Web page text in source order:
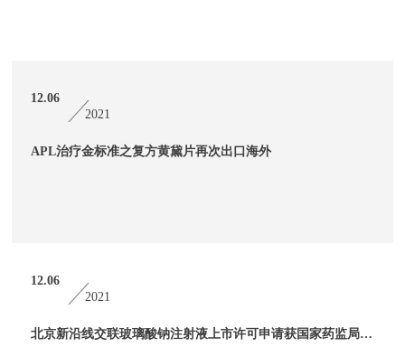
12.06
2021
APL治疗金标准之复方黄黛片再次出口海外
12.06
2021
北京新沿线交联玻璃酸钠注射液上市许可申请获国家药监局受理